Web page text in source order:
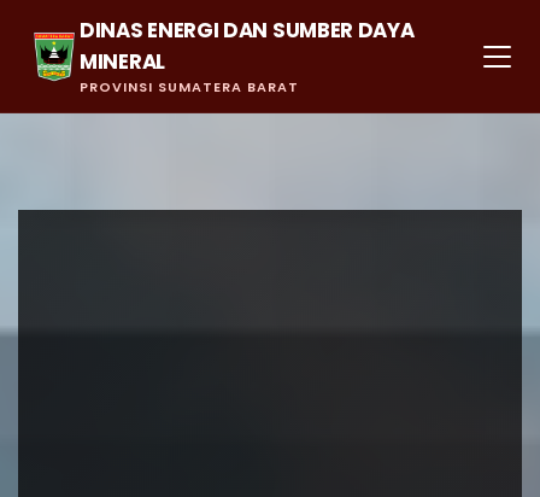
DINAS ENERGI DAN SUMBER DAYA
MINERAL
PROVINSI SUMATERA BARAT